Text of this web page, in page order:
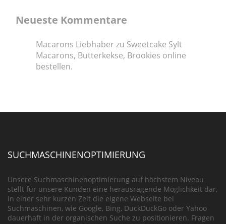
Neueste Kommentare
Macarons Liebhaber zu Sweetcake Sylt
Macarons, Butterkekse, Brookies online
bestellen.
SUCHMASCHINENOPTIMIERUNG
Unsere Suchmaschinenoptimierung auf höchstem Niveau
stellt für unsere Kunden eine herausragende Möglichkeit dar,
in einer sehr kurzen Zeit die eigene Webseite bei
Suchmaschinen, wie Google, Bing, DuckDuckGo oder Yahoo
dauerhaft in der organischen Suche zu positionieren. Fragen